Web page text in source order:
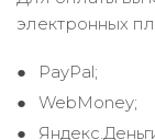
электронных
PayPal;
WebMoney;